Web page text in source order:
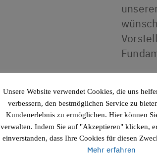
Unsere Website verwendet Cookies, die uns
verbessern, den bestmöglichen Service zu
Kundenerlebnis zu ermöglichen. Hier können
verwalten. Indem Sie auf "Akzeptieren" klicken,
einverstanden, dass Ihre Cookies für diesen
Mehr erfahren